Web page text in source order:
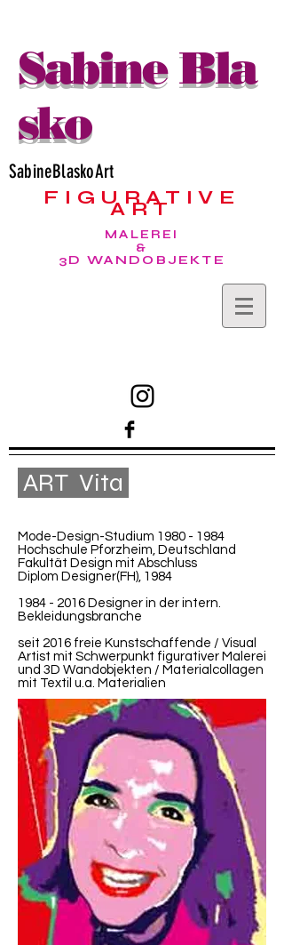
Sabine Bla
sko
SabineBlaskoArt
FIGURATIVE
ART
MALEREI
&
3D WANDOBJEKTE
ART Vita
Mode-Design-Studium 1980 - 1984
Hochschule Pforzheim, Deutschland
Fakultät Design mit Abschluss
Diplom Designer(FH), 1984
1984 - 2016 Designer in der intern.
Bekleidungsbranche
seit 2016 freie Kunstschaffende / Visual
Artist mit Schwerpunkt figurativer Malerei
und 3D Wandobjekten / Materialcollagen
mit Textil u.a. Materialien